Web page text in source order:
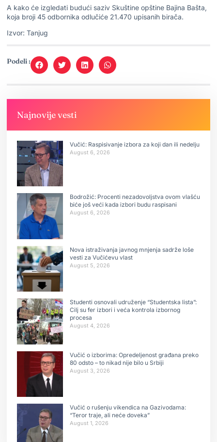
A kako će izgledati budući saziv Skuštine opštine Bajina Bašta,
koja broji 45 odbornika odlučiće 21.470 upisanih birača.
Izvor: Tanjug
Podeli :
Najnovije vesti
Vučić: Raspisivanje izbora za koji dan ili nedelju
August 6, 2026
Bodrožić: Procenti nezadovoljstva ovom vlašću
biće još veći kada izbori budu raspisani
August 6, 2026
Nova istraživanja javnog mnjenja sadrže loše
vesti za Vučićevu vlast
August 5, 2026
Studenti osnovali udruženje “Studentska lista”:
Cilj su fer izbori i veća kontrola izbornog
procesa
August 4, 2026
Vučić o izborima: Opredeljenost građana preko
80 odsto – to nikad nije bilo u Srbiji
August 3, 2026
Vučić o rušenju vikendica na Gazivodama:
“Teror traje, ali neće doveka”
August 1, 2026